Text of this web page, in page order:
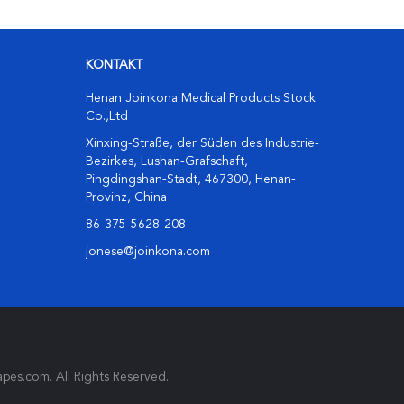
KONTAKT
Henan Joinkona Medical Products Stock
Co.,Ltd
Xinxing-Straße, der Süden des Industrie-
Bezirkes, Lushan-Grafschaft,
Pingdingshan-Stadt, 467300, Henan-
Provinz, China
86-375-5628-208
jonese@joinkona.com
All Rights Reserved.